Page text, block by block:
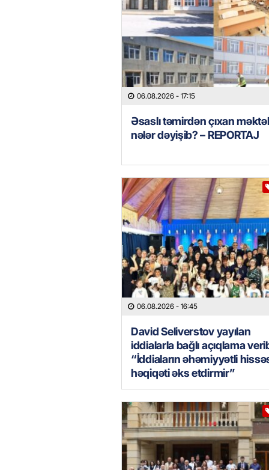
06.08.2026 - 17:15
Əsaslı təmirdən çıxan
nələr dəyişib? – REPORTAJ
06.08.2026 - 16:45
David Seliverstov yayılan
iddialarla bağlı açıqlama
“İddiaların əhəmiyyətli
həqiqəti əks etdirmir”